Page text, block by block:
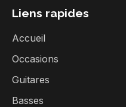
Liens rapides
Accueil
Occasions
Guitares
Basses